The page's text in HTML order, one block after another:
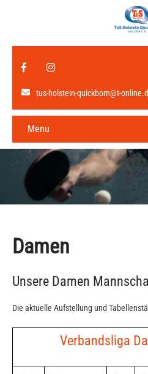
tus-holstein-quickborn@t-
Menu
Damen
Unsere Damen
Die aktuelle Aufstellung und
Verbandsliga